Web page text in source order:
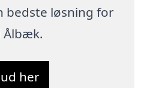
bedste løsning for
Ålbæk.
her